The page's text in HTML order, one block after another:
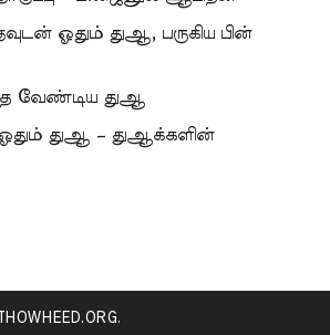
ஓதும் துஆ, பருகிய பின்
வேண்டிய துஆ
ஓதும் துஆ – துஆக்களின்
THOWHEED.ORG.